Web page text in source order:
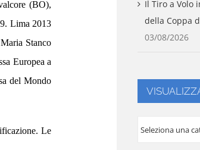
(BO),
Lima 2013
Stanco
Europea a
del Mondo
Le
Il Tiro a Volo
della Coppa
03/08/2026